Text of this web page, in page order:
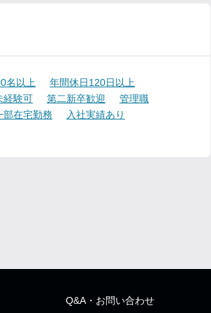
名以上
年間休日120日以上
経験可 第二新卒歓迎
管理職
部在宅勤務
入社実績あり
Q&A・お問い合わせ